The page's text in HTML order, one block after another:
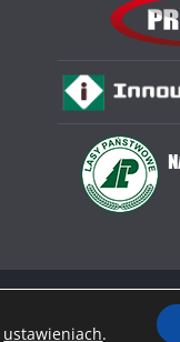
ustawieniach.